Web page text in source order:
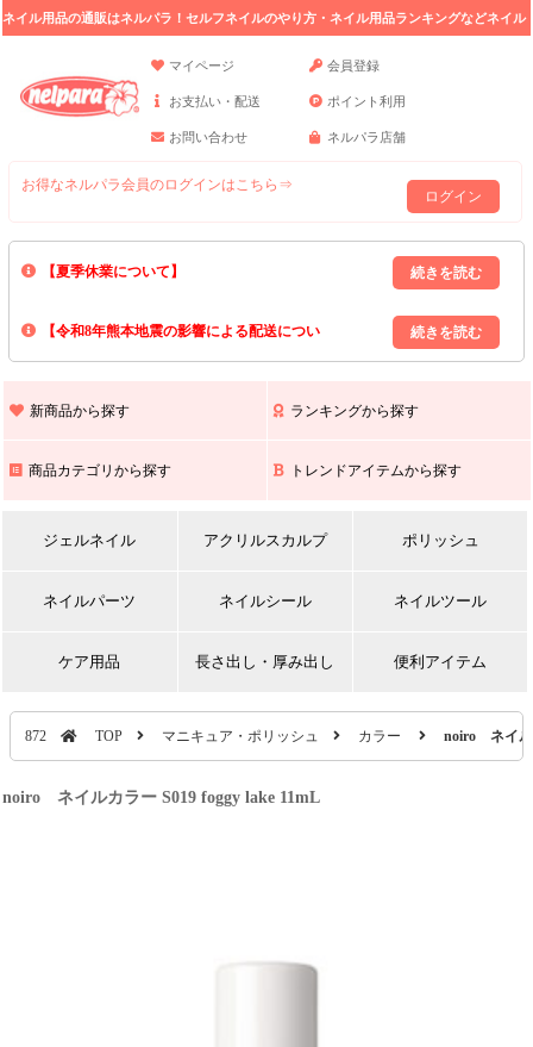
ネイル用品の通販はネルパラ！セルフネイルのやり方・ネイル用品ランキングなどネイル
マイページ
会員登録
お支払い・配送 ポイント利用
お問い合わせ ネルパラ店舗
お得なネルパラ会員のログインはこちら⇒
ログイン
【夏季休業について】
8/13(木)～8/16(日)の間｢出荷業務・お問い合わせ業務｣はお休みいたしま
上記期間中のご注文・お問い合わせは8/17(月)以降の対応となりますので
【令和8年熊本地震の影響による配送につい
また､ 九州全域でお荷物のお届けに遅延が生じております｡
新商品から探す ランキングから探す
商品カテゴリから探す トレンドアイテムから探す
ジェルネイル アクリルスカルプ ポリッシュ
ネイルパーツ ネイルシール ネイルツール
ケア用品 長さ出し・厚み出し 便利アイテム
872 TOP マニキュア・ポリッシュ カラー noiro ネイル
noiro ネイルカラー S019 foggy lake 11mL